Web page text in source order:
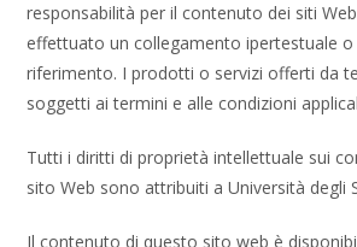
responsabilità per il contenuto dei siti
effettuato un collegamento ipertestuale
riferimento. I prodotti o servizi offerti da
soggetti ai termini e alle condizioni
Tutti i diritti di proprietà intellettuale sui
sito Web sono attribuiti a Università degli
Il contenuto di questo sito web è